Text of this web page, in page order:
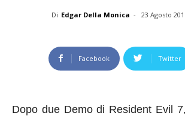
Di Edgar Della Monica - 23 Agosto
Facebook Twitter
Dopo due Demo di Resident Evil